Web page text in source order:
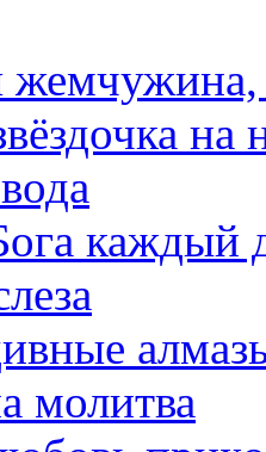
на
каждый
молитва